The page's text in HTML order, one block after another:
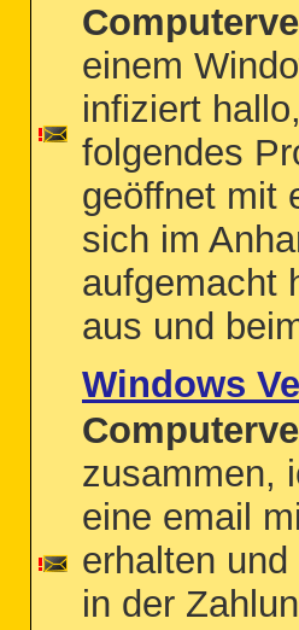
einem
infiziert
folgendes
geöffnet mit
sich im
aufgemacht
aus und
Windows
zusammen,
eine email
erhalten
in der